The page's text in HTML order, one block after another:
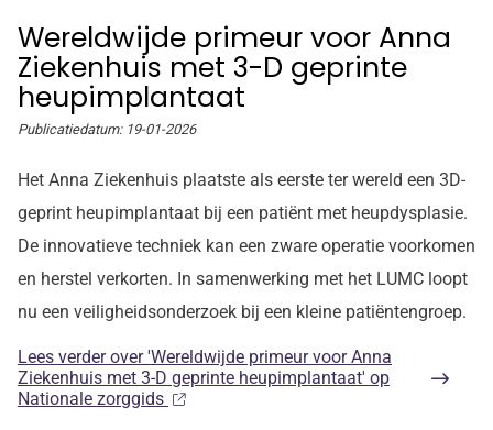
Wereldwijde primeur voor Anna
Ziekenhuis met 3-D geprinte
heupimplantaat
Publicatiedatum: 19-01-2026
Het Anna Ziekenhuis plaatste als eerste ter wereld een 3D-
geprint heupimplantaat bij een patiënt met heupdysplasie.
De innovatieve techniek kan een zware operatie voorkomen
en herstel verkorten. In samenwerking met het LUMC loopt
nu een veiligheidsonderzoek bij een kleine patiëntengroep.
Lees verderover 'Wereldwijde primeur voor Anna
Ziekenhuis met 3-D geprinte heupimplantaat' op
Nationale zorggids